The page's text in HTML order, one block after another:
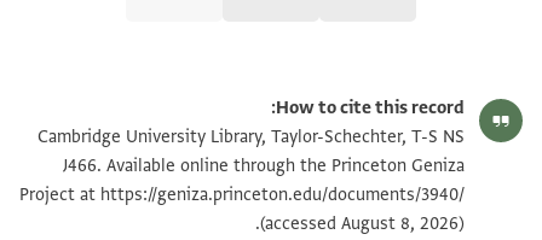
S. D. Goitein's unpublished edition (1950–85).
Recto
מדכור [. . .] כלל קהלות הקדש [. . . . . . . . . . . . . .
הזקן ביר פינחס נע וסרור בר מר ור א. . . . . פרחיה
נע ענדנא באלמחלה ומעה .ג. סקלי מ. . . . . . . .
T-S NS J466 1v הגדל וסובב
תנאי היתר שימוש בתצלום
How to cite this record:
Cambridge University Library, Taylor-Schechter, T-S NS
J466. Available online through the Princeton Geniza
Project athttps://geniza.princeton.edu/documents/3940/
(accessed August 8, 2026).